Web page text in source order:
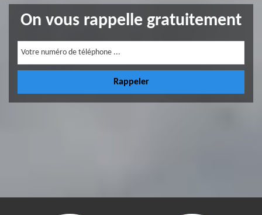
On vous rappelle gratuitement